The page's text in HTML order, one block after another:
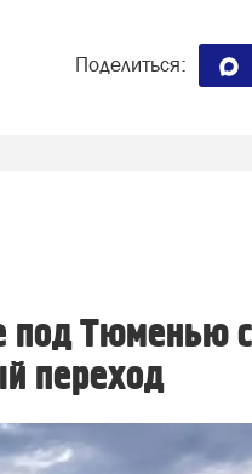
Поделиться:
под Тюменью
переход